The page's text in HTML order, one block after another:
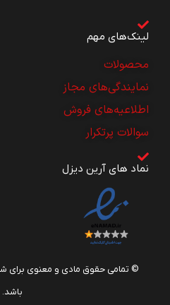
لینک‌های مهم
محصولات
نمایندگی‌های مجاز
اطلاعیه‌های فروش
سوالات پرتکرار
نماد های آرین دیزل
© تمامی حقوق مادی و معنوی برای
باشد.